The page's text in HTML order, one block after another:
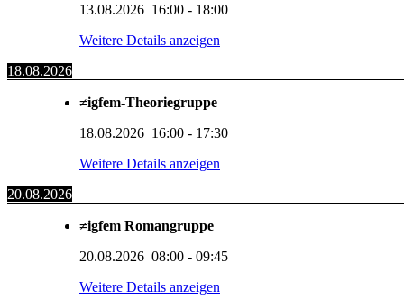
13.08.2026 16:00 - 18:00
Weitere Details anzeigen
18.08.2026
≠igfem-Theoriegruppe
18.08.2026 16:00 - 17:30
Weitere Details anzeigen
20.08.2026
≠igfem Romangruppe
20.08.2026 08:00 - 09:45
Weitere Details anzeigen